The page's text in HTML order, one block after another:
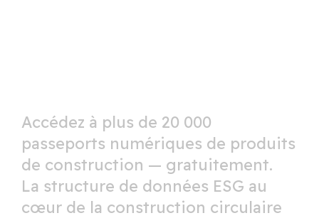
Accédez à plus de 20 000
passeports numériques de produits
de construction — gratuitement.
La structure de données ESG au
cœur de la construction circulaire